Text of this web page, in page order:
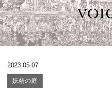
2023.05.07
妖精の庭